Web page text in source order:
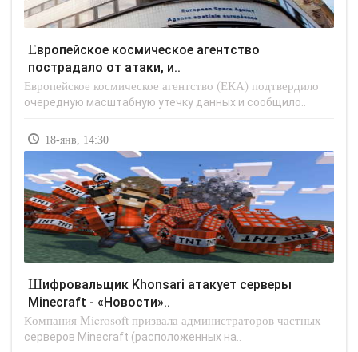
Европейское космическое агентство
пострадало от атаки, и..
Европейское космическое агентство (ЕКА) подтвердило
очередную масштабную утечку данных и сообщило..
18-янв, 14:30
Шифровальщик Khonsari атакует серверы
Minecraft - «Новости»..
Компания Microsoft призвала администраторов частных
серверов Minecraft (расположенных на..